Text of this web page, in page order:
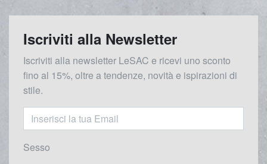
Iscriviti alla Newsletter
Iscriviti alla newsletter LeSAC e ricevi uno sconto
fino al 15%, oltre a tendenze, novità e ispirazioni di
stile.
Sesso